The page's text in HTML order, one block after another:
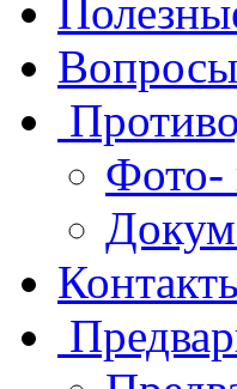
Фото-